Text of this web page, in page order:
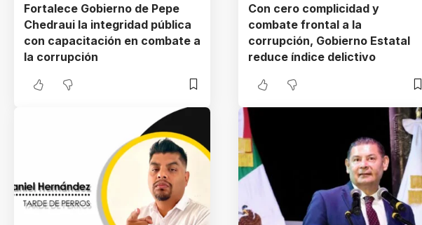
Fortalece Gobierno de Pepe
Chedraui la integridad pública
con capacitación en combate a
la corrupción
Con cero complicidad y
combate frontal a la
corrupción, Gobierno Estatal
reduce índice delictivo